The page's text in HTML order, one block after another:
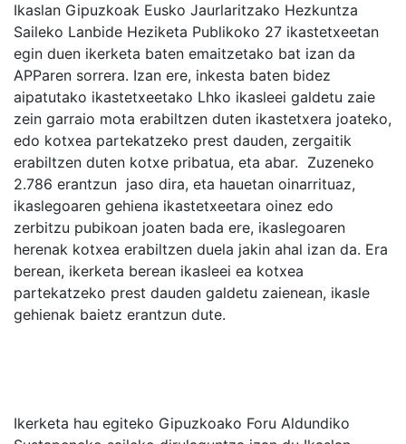
Ikaslan Gipuzkoak Eusko Jaurlaritzako Hezkuntza
Saileko Lanbide Heziketa Publikoko 27 ikastetxeetan
egin duen ikerketa baten emaitzetako bat izan da
APParen sorrera. Izan ere, inkesta baten bidez
aipatutako ikastetxeetako Lhko ikasleei galdetu zaie
zein garraio mota erabiltzen duten ikastetxera joateko,
edo kotxea partekatzeko prest dauden, zergaitik
erabiltzen duten kotxe pribatua, eta abar. Zuzeneko
2.786 erantzun jaso dira, eta hauetan oinarrituaz,
ikaslegoaren gehiena ikastetxeetara oinez edo
zerbitzu pubikoan joaten bada ere, ikaslegoaren
herenak kotxea erabiltzen duela jakin ahal izan da. Era
berean, ikerketa berean ikasleei ea kotxea
partekatzeko prest dauden galdetu zaienean, ikasle
gehienak baietz erantzun dute.
Ikerketa hau egiteko Gipuzkoako Foru Aldundiko